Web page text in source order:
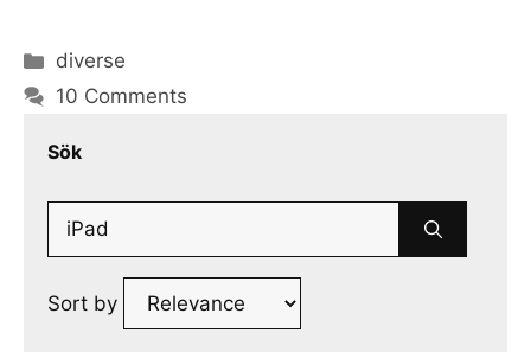
Categories
diverse
10 Comments
Sök
Search
Sort by